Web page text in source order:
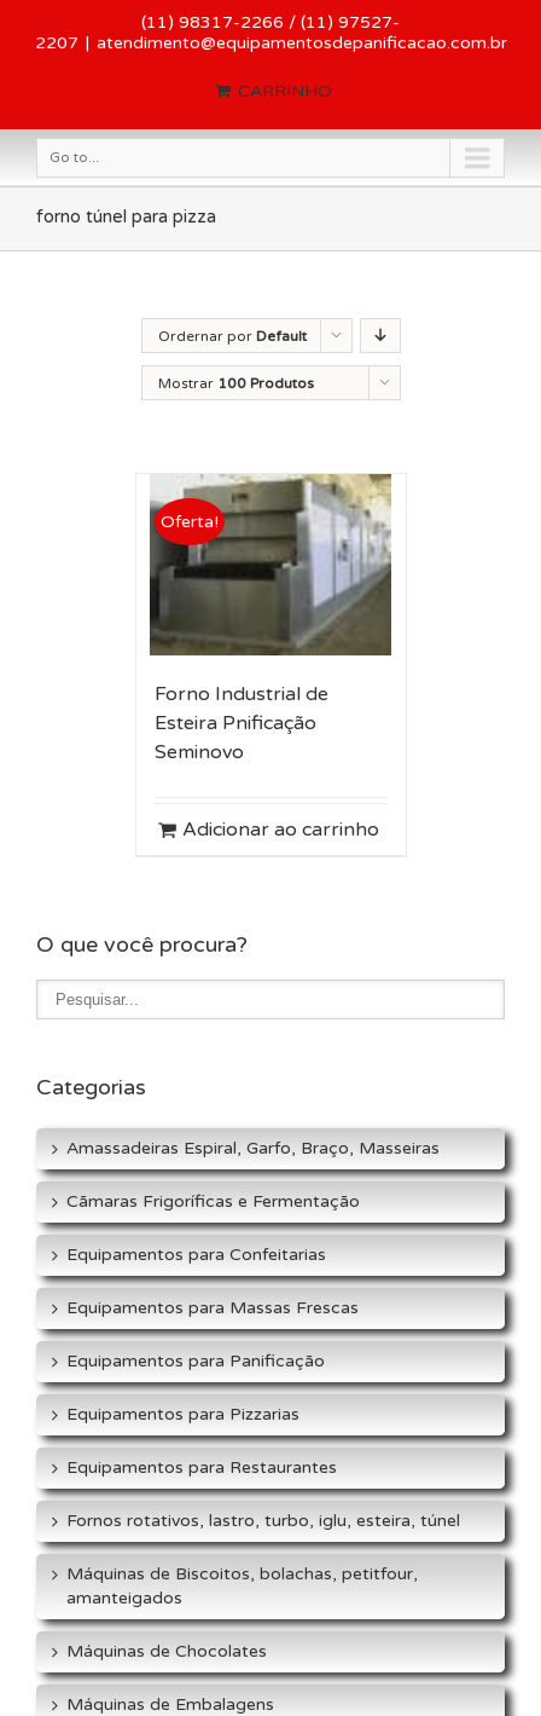
(11) 98317-2266 / (11) 97527-
2207 | atendimento@equipamentosdepanificacao.com.br
CARRINHO
Go to...
forno túnel para pizza
Ordernar por Default
Order
Mostrar 100 Produtos
Oferta!
Forno Industrial de
Esteira Pnificação
Seminovo
Adicionar ao carrinho
O que você procura?
Categorias
Amassadeiras Espiral, Garfo, Braço, Masseiras
Cãmaras Frigoríficas e Fermentação
Equipamentos para Confeitarias
Equipamentos para Massas Frescas
Equipamentos para Panificação
Equipamentos para Pizzarias
Equipamentos para Restaurantes
Fornos rotativos, lastro, turbo, iglu, esteira, túnel
Máquinas de Biscoitos, bolachas, petitfour,
amanteigados
Máquinas de Chocolates
Máquinas de Embalagens